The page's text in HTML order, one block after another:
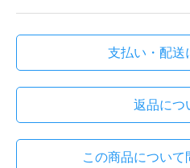
支払い・配送
返品につ
この商品について